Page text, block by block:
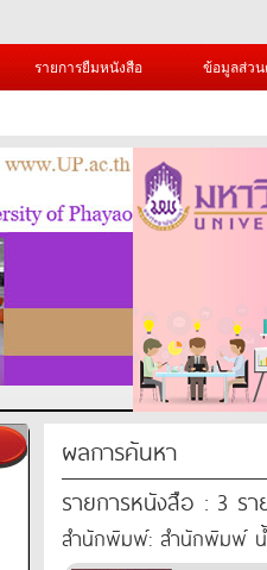
รายการยืมหนังสือ ข้อมูลส่ว
ผลการค้นหา
รายการหนังสือ : 3 รา
สำนักพิมพ์: สำนักพิมพ์